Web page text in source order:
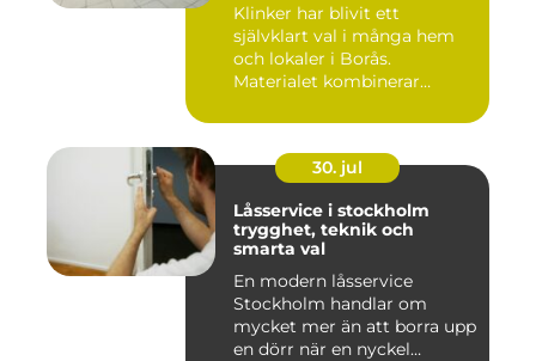
Klinker har blivit ett
självklart val i många hem
och lokaler i Borås.
Materialet kombinerar
30. jul
Låsservice i stockholm
trygghet, teknik och
smarta val
En modern låsservice
Stockholm handlar om
mycket mer än att borra upp
en dörr när en nyckel